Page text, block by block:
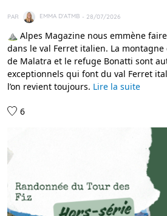
PAR EMMA D'ATMB - 28/07/2026
⛰️ Alpes Magazine nous emmène
dans le val Ferret italien. La montagne
de Malatra et le refuge Bonatti sont
exceptionnels qui font du val Ferret
l’on revient toujours. Lire la suite
6